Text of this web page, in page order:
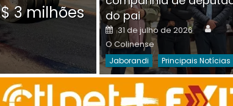
3 milhões
on
30 de julho de 2026 O
Destaques Da Semana
do pai
Posted
on
31 de julho de 2026
O Colinense
Jaborandi Principais Notícias